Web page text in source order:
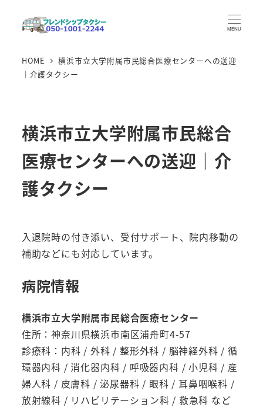
MENU
HOME
横浜市立大学附属市民総合医療センターへの送迎
｜介護タクシー
横浜市立大学附属市民総合
医療センターへの送迎｜介
護タクシー
入退院時の付き添い、受付サポート、院内移動の
補助などにも対応しています。
病院情報
横浜市立大学附属市民総合医療センター
住所：神奈川県横浜市南区浦舟町4-57
診療科：内科 / 外科 / 整形外科 / 脳神経外科 / 循
環器内科 / 消化器内科 / 呼吸器内科 / 小児科 / 産
婦人科 / 皮膚科 / 泌尿器科 / 眼科 / 耳鼻咽喉科 /
放射線科 / リハビリテーション科 / 救急科 など